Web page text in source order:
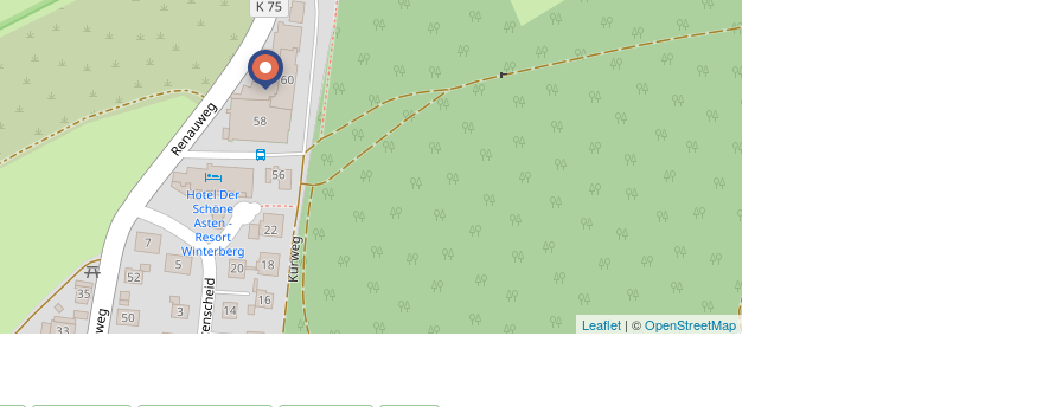
Leaflet| ©OpenStreetMap